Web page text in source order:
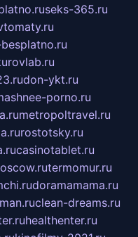
seks-365.ru
don-ykt.ru
porno.ru
metropoltravel.ru
rostotsky.ru
casinotablet.ru
termomur.ru
doramamama.ru
clean-dreams.ru
healthenter.ru